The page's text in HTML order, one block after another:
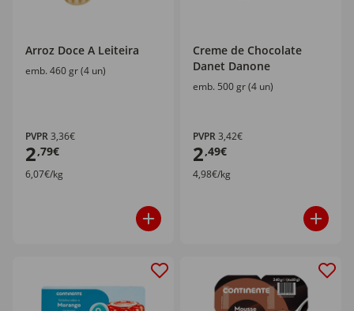
Arroz Doce A Leiteira
emb. 460 gr (4 un)
PVPR3,36€
2,79€
6,07€/kg
Creme de Chocolate
Danet Danone
emb. 500 gr (4 un)
PVPR3,42€
2,49€
4,98€/kg